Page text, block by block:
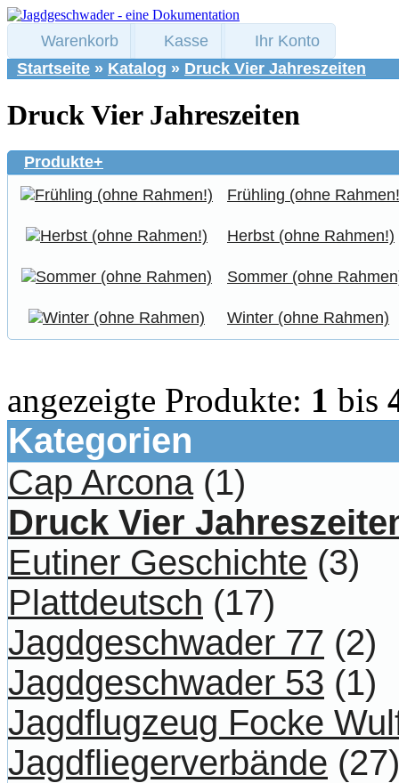
Warenkorb Kasse
Ihr Konto
Startseite » Katalog » Druck Vier Jahreszeiten
Druck Vier Jahreszeiten
Produkte+
Frühling (ohne
Herbst (ohne Rahmen!)
Sommer (ohne
Winter (ohne Rahmen)
angezeigte Produkte: 1 bis
Kategorien
Cap Arcona(1)
Druck Vier
Eutiner Geschichte (3)
Plattdeutsch (17)
Jagdgeschwader 77 (2)
Jagdgeschwader 53 (1)
Jagdflugzeug Focke
Jagdfliegerverbände (27)